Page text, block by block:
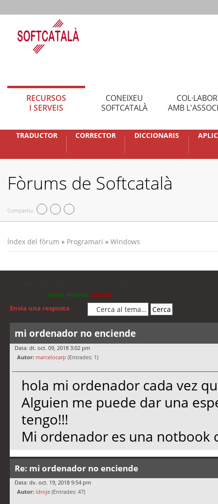
RECURSOS
I SERVEIS
CONEIXEU
SOFTCATALÀ
AMB
TRADUCTOR CORRECTOR DICCIONARIS
Fòrums de Softcatalà
Compartiu
Índex del fòrum » Programari » Windows
jordis Andreu cubells
Envia una resposta
mi ordenador no enciende
Data: dt. oct. 09, 2018 3:02 pm
Autor: marcelocarp (Entrades: 1)
hola mi ordenador cada vez
Alguien me puede dar una
tengo!!!
Mi ordenador es una notbook
Re: mi ordenador no enciende
Data: dv. oct. 19, 2018 9:54 pm
Autor: idroje (Entrades: 47)